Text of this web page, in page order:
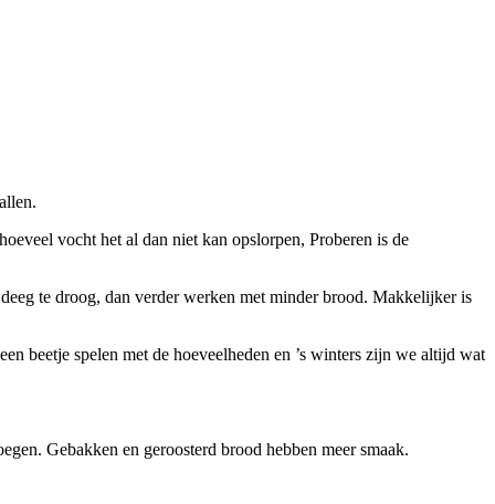
vocht het al dan niet kan opslorpen, Proberen is de
te droog, dan verder werken met minder brood. Makkelijker is
beetje spelen met de hoeveelheden en ’s winters zijn we altijd wat
Gebakken en geroosterd brood hebben meer smaak.